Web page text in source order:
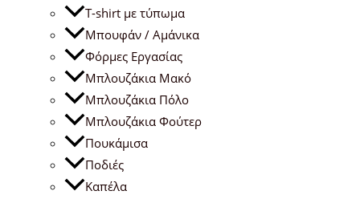
T-shirt με τύπωμα
Μπουφάν / Αμάνικα
Φόρμες Εργασίας
Μπλουζάκια Μακό
Μπλουζάκια Πόλο
Μπλουζάκια Φούτερ
Πουκάμισα
Ποδιές
Καπέλα